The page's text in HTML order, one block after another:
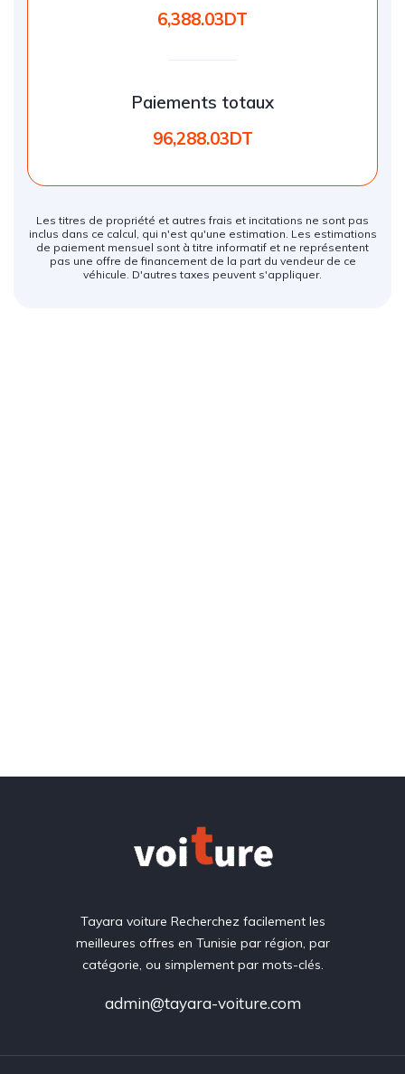
6,388.03DT
Paiements totaux
96,288.03DT
Les titres de propriété et autres frais et incitations ne sont pas
inclus dans ce calcul, qui n'est qu'une estimation. Les estimations
de paiement mensuel sont à titre informatif et ne représentent
pas une offre de financement de la part du vendeur de ce
véhicule. D'autres taxes peuvent s'appliquer.
Tayara voiture Recherchez facilement les
meilleures offres en Tunisie par région, par
catégorie, ou simplement par mots-clés.
admin@tayara-voiture.com